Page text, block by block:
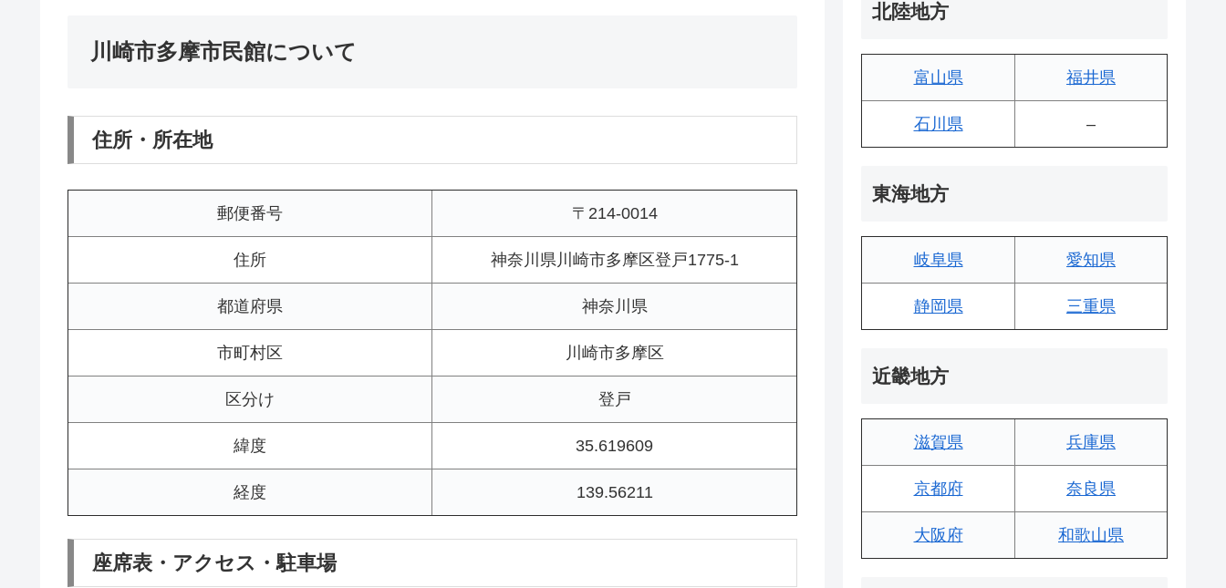
川崎市多摩市民館について
住所・所在地
郵便番号 〒214-0014
住所 神奈川県川崎市多摩区登戸1775-1
都道府県 神奈川県
市町村区 川崎市多摩区
区分け 登戸
緯度 35.619609
経度 139.56211
座席表・アクセス・駐車場
北陸地方
富山県 福井県
石川県 –
東海地方
岐阜県 愛知県
静岡県 三重県
近畿地方
滋賀県 兵庫県
京都府 奈良県
大阪府 和歌山県